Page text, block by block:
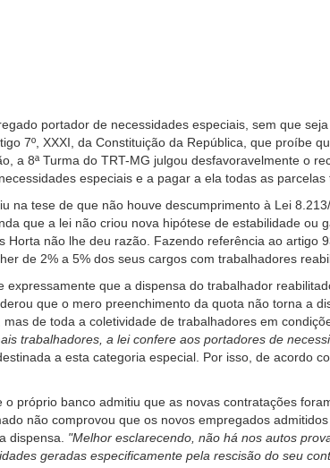
portador de necessidades especiais, sem que
7º, XXXI, da Constituição da República, que proíbe
a 8ª Turma do TRT-MG julgou desfavoravelmente o
especiais e a pagar a ela todas as
na tese de que não houve descumprimento à Lei
que a lei não criou nova hipótese de estabilidade
Horta não lhe deu razão. Fazendo referência ao
de 2% a 5% dos seus cargos com trabalhadores
expressamente que a dispensa do trabalhador
que o mero preenchimento da quota não torna a
de toda a coletividade de trabalhadores em
trabalhadores, a lei confere aos portadores de
a esta categoria especial. Por isso, de acordo
próprio banco admitiu que as novas contratações
não comprovou que os novos empregados
dispensa. "Melhor esclarecendo, não há nos autos
geradas especificamente pela rescisão do seu